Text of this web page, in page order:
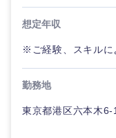
門職
建設・施
法律・特許
人材・アウ
サービス
想定年収
※ご経験、スキルに
勤務地
東京都港区六本木